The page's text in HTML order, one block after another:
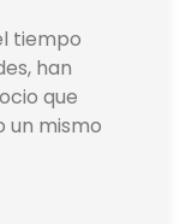
tiempo
han
que
un mismo